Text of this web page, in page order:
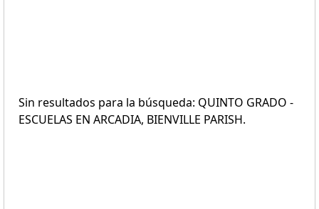
Sin resultados para la búsqueda: QUINTO GRADO -
ESCUELAS EN ARCADIA, BIENVILLE PARISH.